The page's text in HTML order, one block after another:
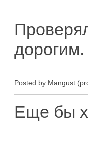
дорогим.
Posted by Mangust
Еще бы